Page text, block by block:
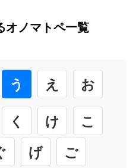
オノマトペ一覧
う え お
く け
こ
げ ご